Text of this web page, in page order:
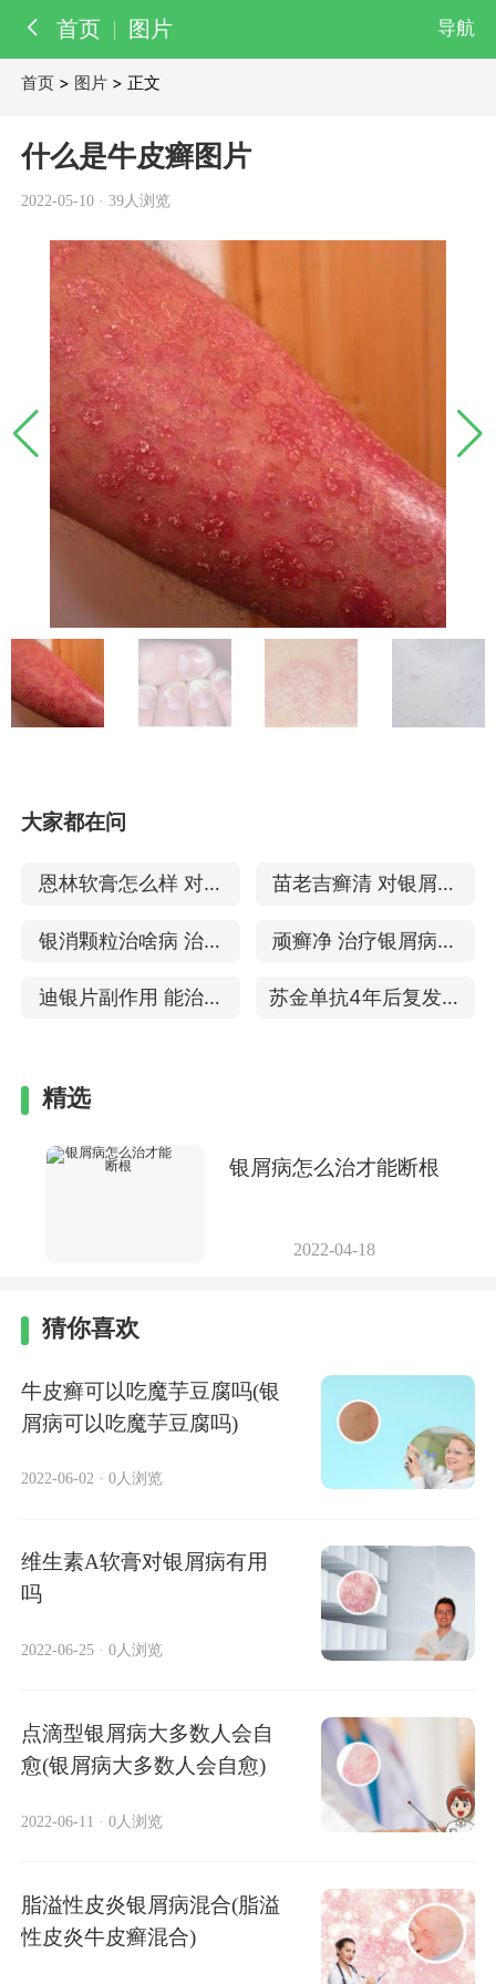
首页 图片 导航
首页 > 图片 > 正文
什么是牛皮癣图片
2022-05-10 · 39人浏览
大家都在问
恩林软膏怎么样 对银
屑病治疗有用吗
苗老吉癣清 对银屑病
治疗有用吗
银消颗粒治啥病 治疗
银屑病吗
顽癣净 治疗银屑病怎
么样
迪银片副作用 能治好
苏金单抗4年后复发吗
精选
银屑病怎么治才能断根
2022-04-18
猜你喜欢
牛皮癣可以吃魔芋豆腐吗(银
屑病可以吃魔芋豆腐吗)
2022-06-02 · 0人浏览
维生素A软膏对银屑病有用
吗
2022-06-25 · 0人浏览
点滴型银屑病大多数人会自
愈(银屑病大多数人会自愈)
2022-06-11 · 0人浏览
脂溢性皮炎银屑病混合(脂溢
性皮炎牛皮癣混合)